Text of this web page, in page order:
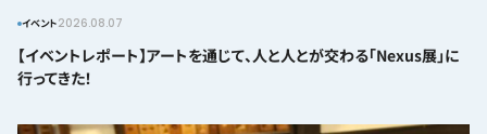
イベント2026.08.07
【イベントレポート】アートを通じて、人と人とが交わる「Nexus展」に
行ってきた！